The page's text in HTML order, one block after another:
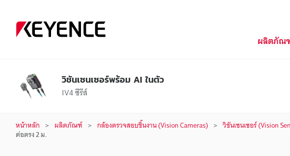
ผลิตภัณ
วิชันเซนเซอร์พร้อม AI ในตัว
IV4 ซีรีส์
หน้าหลัก ผลิตภัณฑ์ กล้องตรวจสอบชิ้นงาน (Vision Cameras) วิชันเซนเซอร์ (Vision
ต่อตรง 2 ม.